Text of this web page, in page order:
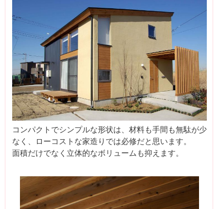
コンパクトでシンプルな形状は、材料も手間も無駄が少
なく、ローコストな家造りでは必修だと思います。
面積だけでなく立体的なボリュームも抑えます。